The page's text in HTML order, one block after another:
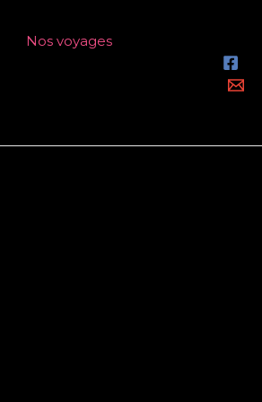
Nos voyages